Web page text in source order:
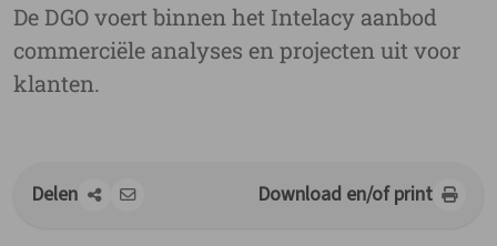
De DGO voert binnen het Intelacy aanbod
commerciële analyses en projecten uit voor
klanten.
Delen Download en/of print
Ga meteen naar...
Werken bij APB